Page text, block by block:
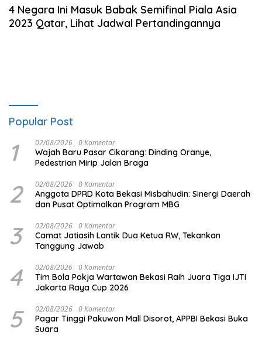
4 Negara Ini Masuk Babak Semifinal Piala Asia
2023 Qatar, Lihat Jadwal Pertandingannya
Popular Post
1 02/08/2026 0 Komentar
Wajah Baru Pasar Cikarang: Dinding Oranye,
Pedestrian Mirip Jalan Braga
2 02/08/2026 0 Komentar
Anggota DPRD Kota Bekasi Misbahudin: Sinergi Daerah
dan Pusat Optimalkan Program MBG
3 02/08/2026 0 Komentar
Camat Jatiasih Lantik Dua Ketua RW, Tekankan
Tanggung Jawab
4 02/08/2026 0 Komentar
Tim Bola Pokja Wartawan Bekasi Raih Juara Tiga IJTI
Jakarta Raya Cup 2026
5 02/08/2026 0 Komentar
Pagar Tinggi Pakuwon Mall Disorot, APPBI Bekasi Buka
Suara